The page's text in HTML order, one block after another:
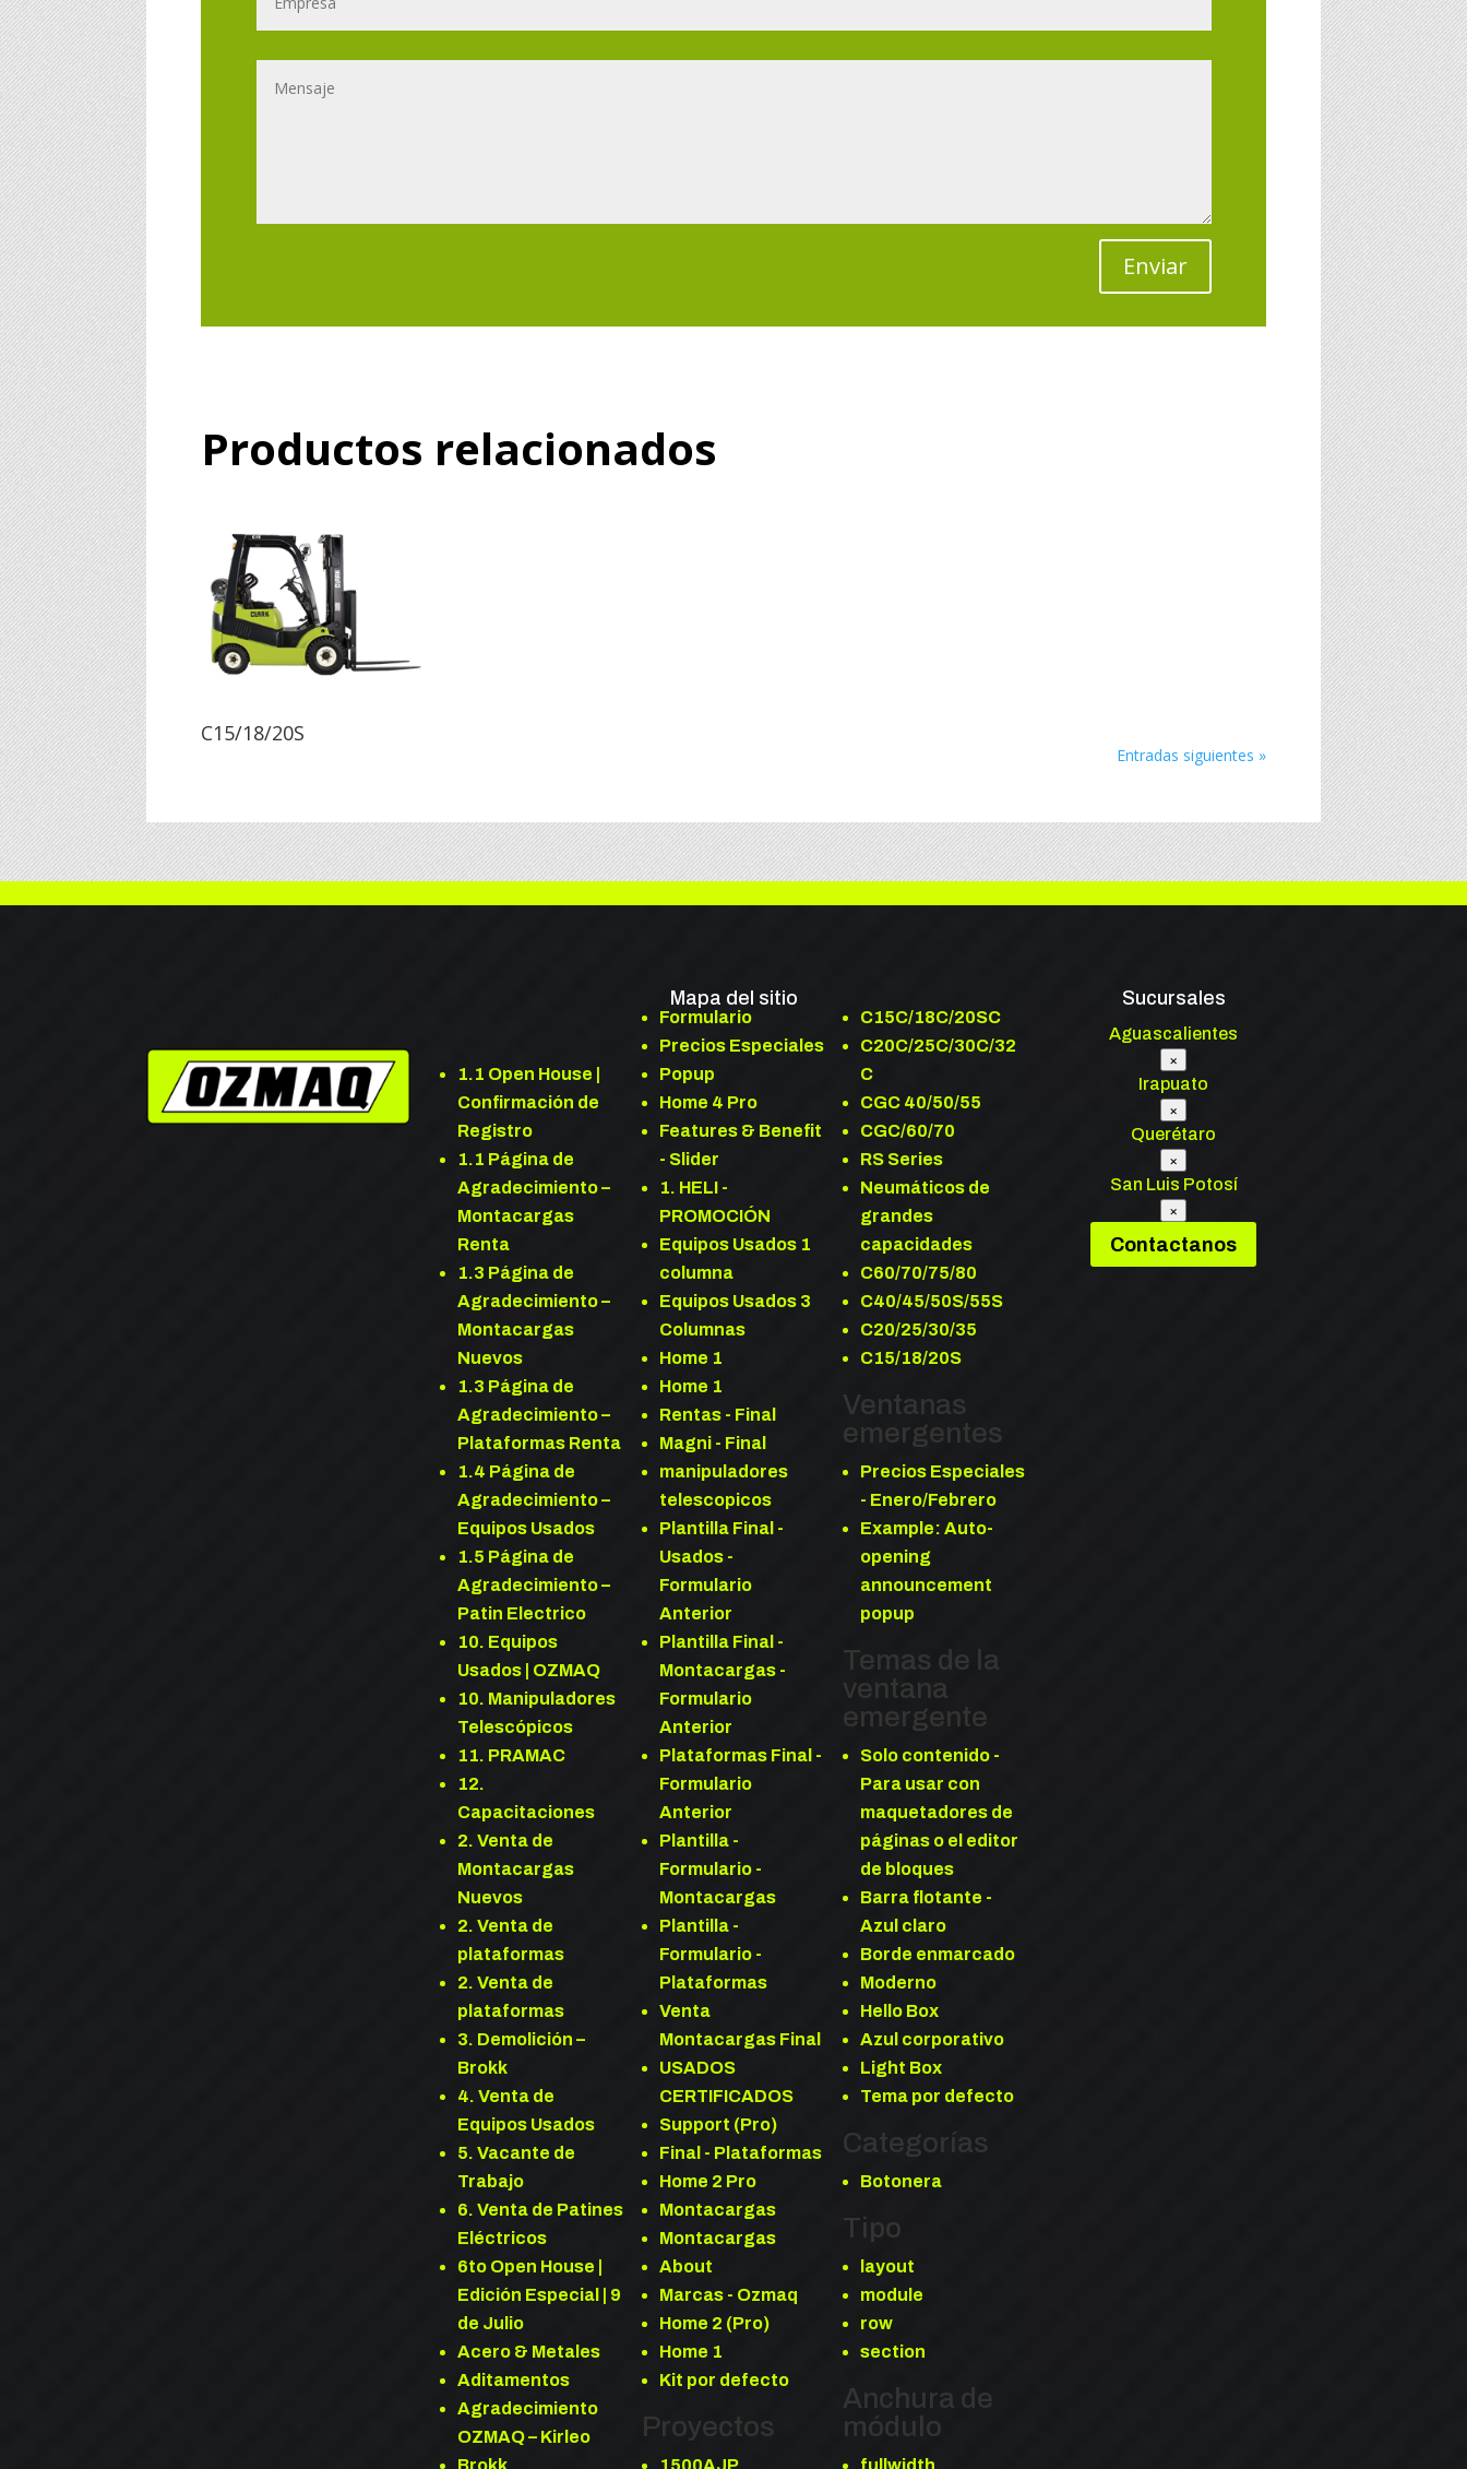
Enviar
Productos relacionados
C15/18/20S
Entradas siguientes »
Mapa del sitio
1.1 Open House |
Confirmación de
Registro
1.1 Página de
Agradecimiento –
Montacargas
Renta
1.3 Página de
Agradecimiento –
Montacargas
Nuevos
1.3 Página de
Agradecimiento –
Plataformas Renta
1.4 Página de
Agradecimiento –
Equipos Usados
1.5 Página de
Agradecimiento –
Patin Electrico
10. Equipos
Usados | OZMAQ
10. Manipuladores
Telescópicos
11. PRAMAC
12.
Capacitaciones
2. Venta de
Montacargas
Nuevos
2. Venta de
plataformas
2. Venta de
plataformas
3. Demolición –
Brokk
4. Venta de
Equipos Usados
5. Vacante de
Trabajo
6. Venta de Patines
Eléctricos
6to Open House |
Edición Especial | 9
de Julio
Acero & Metales
Aditamentos
Agradecimiento
OZMAQ – Kirleo
Formulario
Precios Especiales
Popup
Home 4 Pro
Features & Benefit
- Slider
1. HELI -
PROMOCIÓN
Equipos Usados 1
columna
Equipos Usados 3
Columnas
Home 1
Home 1
Rentas - Final
Magni - Final
manipuladores
telescopicos
Plantilla Final -
Usados -
Formulario
Anterior
Plantilla Final -
Montacargas -
Formulario
Anterior
Plataformas Final -
Formulario
Anterior
Plantilla -
Formulario -
Montacargas
Plantilla -
Formulario -
Plataformas
Venta
Montacargas Final
USADOS
CERTIFICADOS
Support (Pro)
Final - Plataformas
Home 2 Pro
Montacargas
Montacargas
About
Marcas - Ozmaq
Home 2 (Pro)
Home 1
Kit por defecto
Proyectos
C15C/18C/20SC
C20C/25C/30C/32
C
CGC 40/50/55
CGC/60/70
RS Series
Neumáticos de
grandes
capacidades
C60/70/75/80
C40/45/50S/55S
C20/25/30/35
C15/18/20S
Ventanas
emergentes
Precios Especiales
- Enero/Febrero
Example: Auto-
opening
announcement
popup
Temas de la
ventana
emergente
Solo contenido -
Para usar con
maquetadores de
páginas o el editor
de bloques
Barra flotante -
Azul claro
Borde enmarcado
Moderno
Hello Box
Azul corporativo
Light Box
Tema por defecto
Categorías
Botonera
Tipo
layout
module
row
section
Anchura de
módulo
Sucursales
Aguascalientes
×
Irapuato
×
Querétaro
×
San Luis Potosí
×
Contactanos